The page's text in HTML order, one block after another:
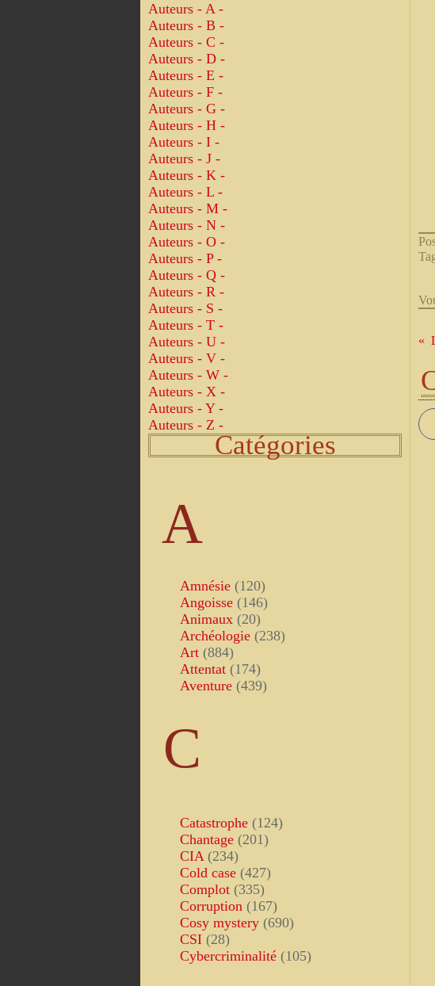
Auteurs - A -
Auteurs - B -
Auteurs - C -
Auteurs - D -
Auteurs - E -
Auteurs - F -
Auteurs - G -
Auteurs - H -
Auteurs - I -
Auteurs - J -
Auteurs - K -
Auteurs - L -
Auteurs - M -
Auteurs - N -
Auteurs - O -
Auteurs - P -
Auteurs - Q -
Auteurs - R -
Auteurs - S -
Auteurs - T -
Auteurs - U -
Auteurs - V -
Auteurs - W -
Auteurs - X -
Auteurs - Y -
Auteurs - Z -
Catégories
A
Amnésie (120)
Angoisse (146)
Animaux (20)
Archéologie (238)
Art (884)
Attentat (174)
Aventure (439)
C
Catastrophe (124)
Chantage (201)
CIA (234)
Cold case (427)
Complot (335)
Corruption (167)
Cosy mystery (690)
CSI (28)
Cybercriminalité (105)